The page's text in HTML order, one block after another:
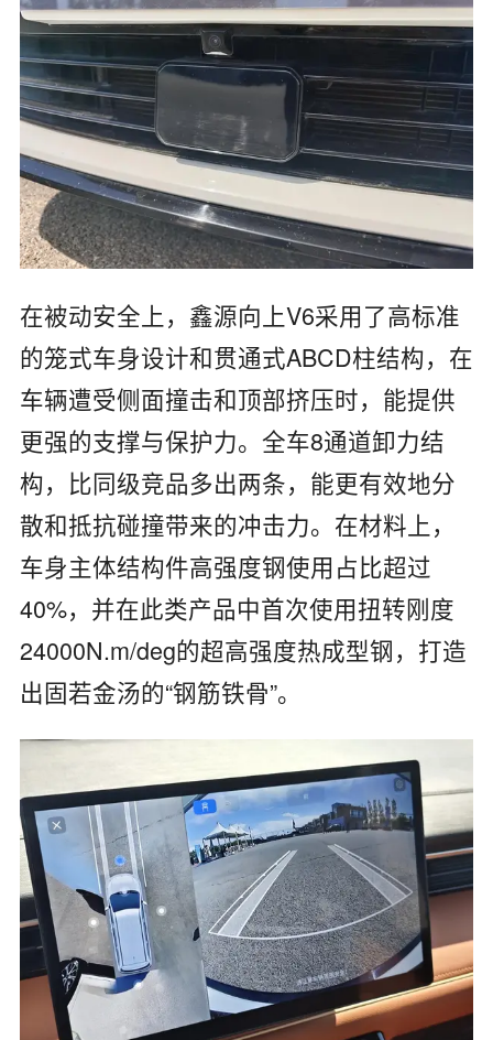
在‌被动安全‌上，鑫源向上V6采用了高标准
的‌笼式车身设计‌和‌贯通式ABCD柱结构，在
车辆遭受侧面撞击和顶部挤压时，能提供
更强的支撑与保护力。‌全车8通道卸力结
构‌，比同级竞品多出两条，能更有效地分
散和抵抗碰撞带来的冲击力。在材料上，‌
车身主体结构件高强度钢使用占比超过
40%‌，并在此类产品中‌首次使用扭转刚度
24000N.m/deg的超高强度热成型钢‌，打造
出固若金汤的“钢筋铁骨”。